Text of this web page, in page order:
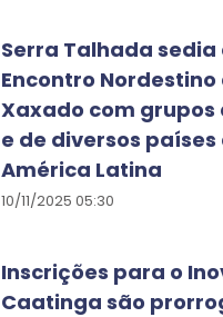
Serra Talhada sedia
Encontro Nordestino
Xaxado com grupos
e de diversos países
América Latina
10/11/2025 05:30
Inscrições para o
Caatinga são